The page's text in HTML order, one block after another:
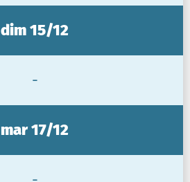
dim 15/12
-
mar 17/12